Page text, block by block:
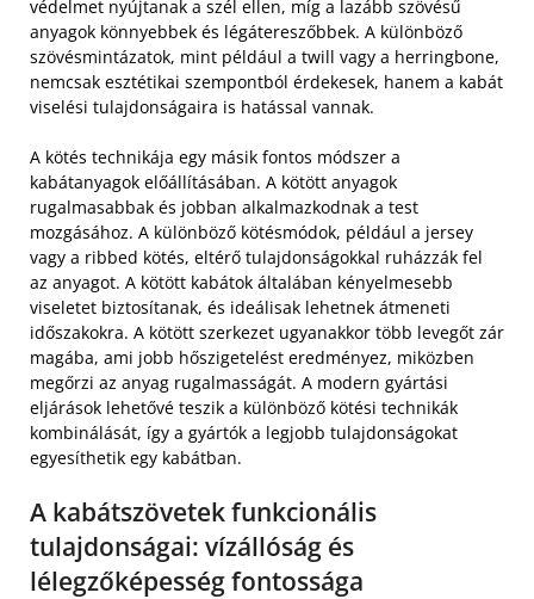
védelmet nyújtanak a szél ellen, míg a lazább szövésű
anyagok könnyebbek és légátereszőbbek. A különböző
szövésmintázatok, mint például a twill vagy a herringbone,
nemcsak esztétikai szempontból érdekesek, hanem a kabát
viselési tulajdonságaira is hatással vannak.
A kötés technikája egy másik fontos módszer a
kabátanyagok előállításában. A kötött anyagok
rugalmasabbak és jobban alkalmazkodnak a test
mozgásához. A különböző kötésmódok, például a jersey
vagy a ribbed kötés, eltérő tulajdonságokkal ruházzák fel
az anyagot. A kötött kabátok általában kényelmesebb
viseletet biztosítanak, és ideálisak lehetnek átmeneti
időszakokra. A kötött szerkezet ugyanakkor több levegőt zár
magába, ami jobb hőszigetelést eredményez, miközben
megőrzi az anyag rugalmasságát. A modern gyártási
eljárások lehetővé teszik a különböző kötési technikák
kombinálását, így a gyártók a legjobb tulajdonságokat
egyesíthetik egy kabátban.
A kabátszövetek funkcionális
tulajdonságai: vízállóság és
lélegzőképesség fontossága